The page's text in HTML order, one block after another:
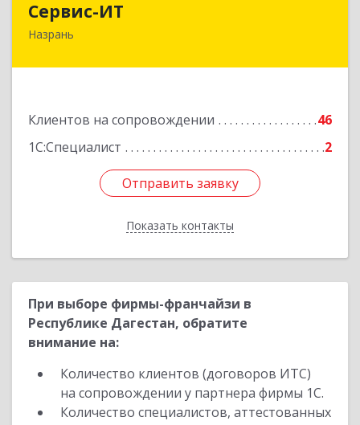
Сервис-ИТ
Назрань
Клиентов на сопровождении
46
1С:Специалист
2
Отправить заявку
Показать контакты
Подробнее
Отправить заявку
Назад
При выборе фирмы-франчайзи в
Республике Дагестан, обратите
внимание на:
Количество клиентов (договоров ИТС)
на сопровождении у партнера фирмы 1С.
Количество специалистов, аттестованных